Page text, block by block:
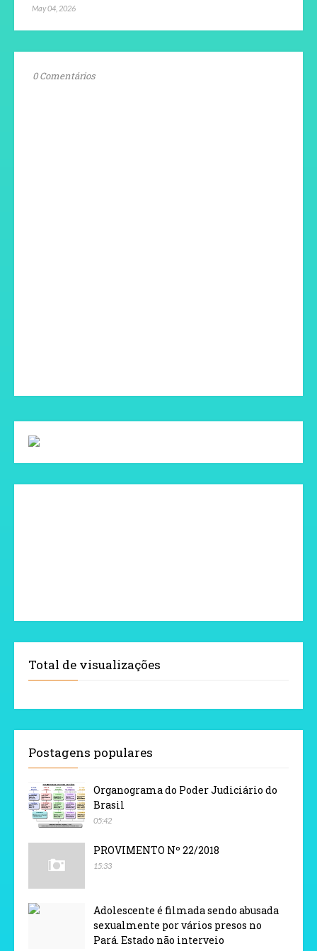
May 04, 2026
0 Comentários
Total de visualizações
Postagens populares
Organograma do Poder Judiciário do
Brasil
05:42
PROVIMENTO Nº 22/2018
15:33
Adolescente é filmada sendo abusada
sexualmente por vários presos no
Pará. Estado não interveio